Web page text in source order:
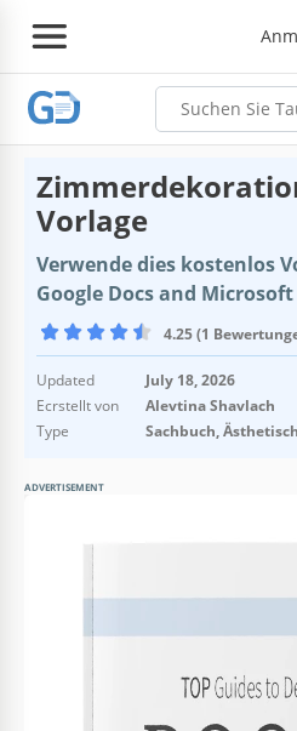
Vorlage
Verwende dies kostenlos
Google Docs and
4.25 (1
Updated
July 18, 2026
Ecrstellt von
Alevtina Shavlach
Type
Sachbuch,
ADVERTISEMENT